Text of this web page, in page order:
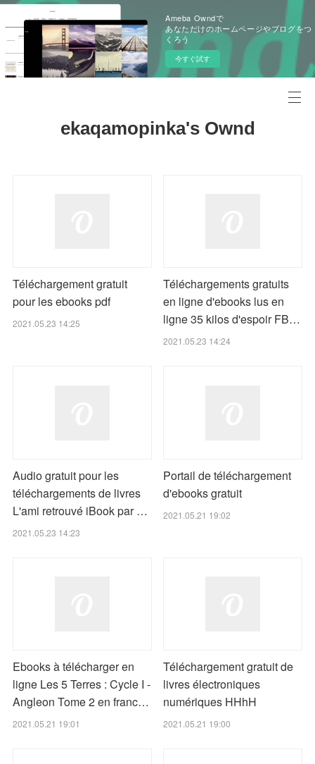
Ameba Owndで
あなただけのホームページやブログをつ
くろう
今すぐ試す
ekaqamopinka's Ownd
Téléchargement gratuit
pour les ebooks pdf
2021.05.23 14:25
Téléchargements gratuits
en ligne d'ebooks lus en
ligne 35 kilos d'espoir FB…
2021.05.23 14:24
Audio gratuit pour les
téléchargements de livres
L'ami retrouvé iBook par …
2021.05.23 14:23
Portail de téléchargement
d'ebooks gratuit
2021.05.21 19:02
Ebooks à télécharger en
ligne Les 5 Terres : Cycle I -
Angleon Tome 2 en franc…
2021.05.21 19:01
Téléchargement gratuit de
livres électroniques
numériques HHhH
2021.05.21 19:00